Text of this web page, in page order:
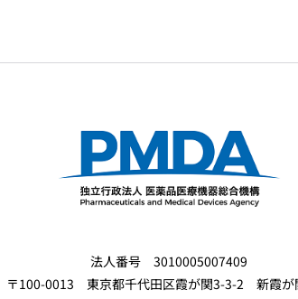
法人番号 3010005007409
〒100-0013 東京都千代田区霞が関3-3-2 新霞が